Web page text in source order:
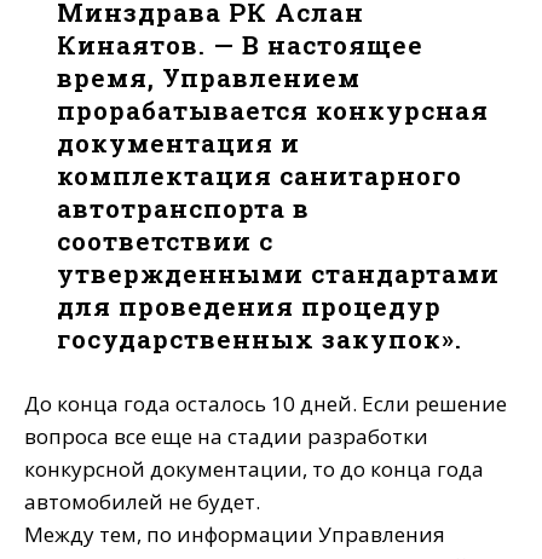
Минздрава РК Аслан
Кинаятов. — В настоящее
время, Управлением
прорабатывается конкурсная
документация и
комплектация санитарного
автотранспорта в
соответствии с
утвержденными стандартами
для проведения процедур
государственных закупок».
До конца года осталось 10 дней. Если решение
вопроса все еще на стадии разработки
конкурсной документации, то до конца года
автомобилей не будет.
Между тем, по информации Управления